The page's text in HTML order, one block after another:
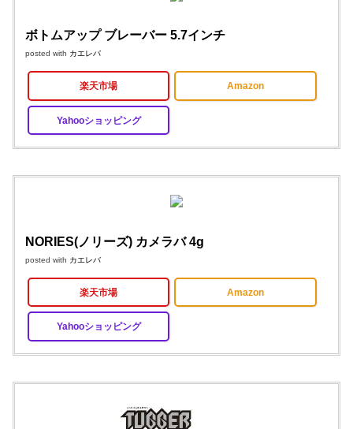
ボトムアップ ブレーバー 5.7インチ
posted with カエレバ
楽天市場 Amazon
Yahooショッピング
NORIES(ノリーズ) カメラバ 4g
posted with カエレバ
楽天市場 Amazon
Yahooショッピング